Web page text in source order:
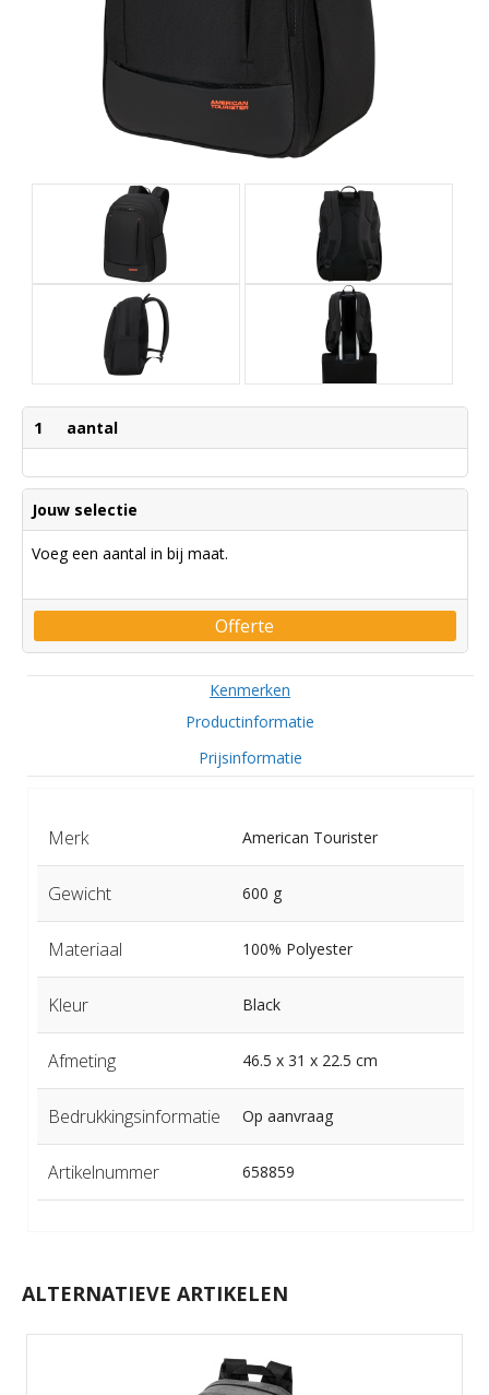
1 aantal
Jouw selectie
Voeg een aantal in bij maat.
Offerte
Kenmerken
Productinformatie
Prijsinformatie
Merk American Tourister
Gewicht 600 g
Materiaal 100% Polyester
Kleur Black
Afmeting 46.5 x 31 x 22.5 cm
Bedrukkingsinformatie Op aanvraag
Artikelnummer 658859
ALTERNATIEVE ARTIKELEN